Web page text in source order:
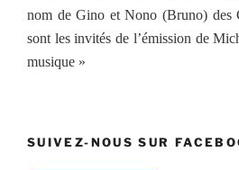
nom de Gino et Nono (Bruno) des
sont les invités de l’émission de
musique »
SUIVEZ-NOUS SUR